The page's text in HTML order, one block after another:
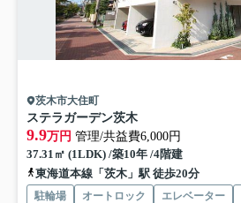
茨木市大住町
ステラガーデン茨木
9.9万円 管理/共益費6,000円
37.31㎡ (1LDK) /築10年 /4階建
東海道本線「茨木」駅 徒歩20分
駐輪場 オートロック エレベーター